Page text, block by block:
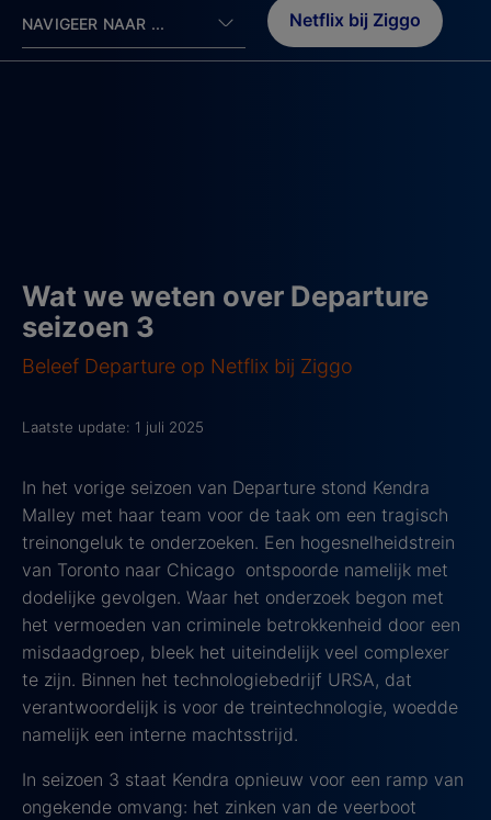
NAVIGEER NAAR ... Netflix bij Ziggo
Wat we weten over Departure
seizoen 3
Beleef Departure op Netflix bij Ziggo
Laatste update: 1 juli 2025
In het vorige seizoen van Departure stond Kendra
Malley met haar team voor de taak om een tragisch
treinongeluk te onderzoeken. Een hogesnelheidstrein
van Toronto naar Chicago ontspoorde namelijk met
dodelijke gevolgen. Waar het onderzoek begon met
het vermoeden van criminele betrokkenheid door een
misdaadgroep, bleek het uiteindelijk veel complexer
te zijn. Binnen het technologiebedrijf URSA, dat
verantwoordelijk is voor de treintechnologie, woedde
namelijk een interne machtsstrijd.
In seizoen 3 staat Kendra opnieuw voor een ramp van
ongekende omvang: het zinken van de veerboot